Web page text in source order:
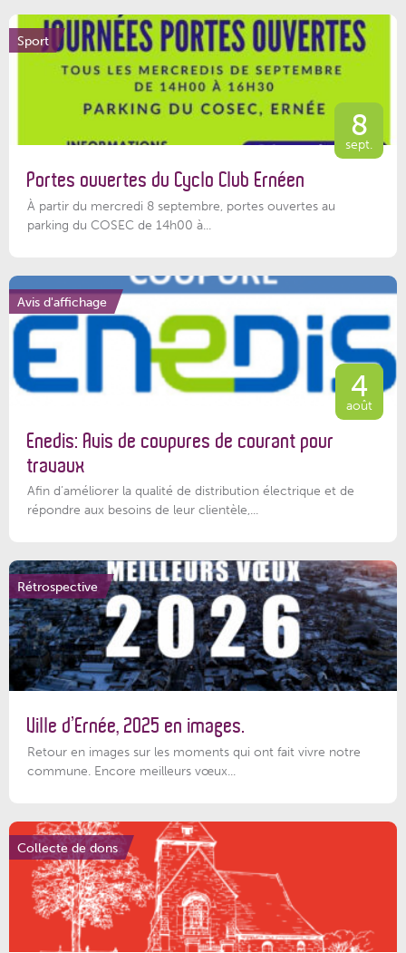
Sport
8
sept.
Portes ouvertes du Cyclo Club Ernéen
À partir du mercredi 8 septembre, portes ouvertes au
parking du COSEC de 14h00 à...
Avis d'affichage
4
août
Enedis: Avis de coupures de courant pour
travaux
Afin d’améliorer la qualité de distribution électrique et de
répondre aux besoins de leur clientèle,...
Rétrospective
Ville d’Ernée, 2025 en images.
Retour en images sur les moments qui ont fait vivre notre
commune. Encore meilleurs vœux...
Collecte de dons